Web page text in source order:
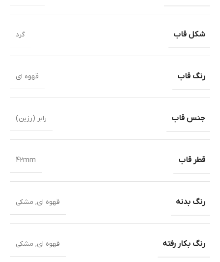
شکل قاب گرد
رنگ قاب قهوه ای
جنس قاب رابر (رزین)
قطر قاب 42mm
رنگ بدنه قهوه ای, مشکی
رنگ بکار رفته قهوه ای, مشکی